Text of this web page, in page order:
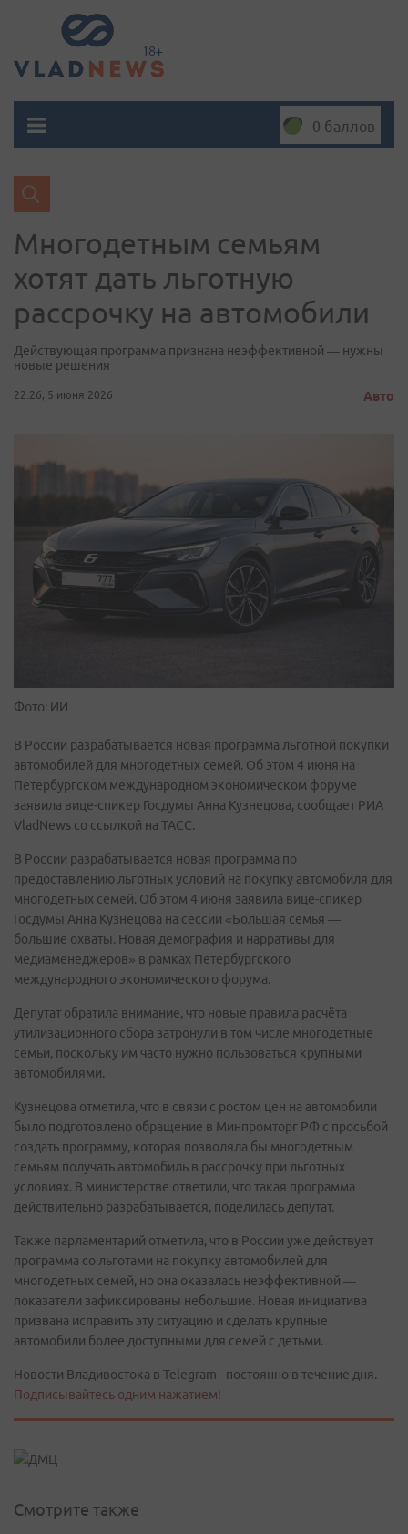
0 баллов
Многодетным семьям
хотят дать льготную
рассрочку на автомобили
Действующая программа признана неэффективной — нужны
новые решения
22:26, 5 июня 2026 Авто
Фото: ИИ
В России разрабатывается новая программа льготной покупки
автомобилей для многодетных семей. Об этом 4 июня на
Петербургском международном экономическом форуме
заявила вице-спикер Госдумы Анна Кузнецова, сообщает РИА
VladNews со ссылкой на ТАСС.
В России разрабатывается новая программа по
предоставлению льготных условий на покупку автомобиля для
многодетных семей. Об этом 4 июня заявила вице-спикер
Госдумы Анна Кузнецова на сессии «Большая семья —
большие охваты. Новая демография и нарративы для
медиаменеджеров» в рамках Петербургского
международного экономического форума.
Депутат обратила внимание, что новые правила расчёта
утилизационного сбора затронули в том числе многодетные
семьи, поскольку им часто нужно пользоваться крупными
автомобилями.
Кузнецова отметила, что в связи с ростом цен на автомобили
было подготовлено обращение в Минпромторг РФ с просьбой
создать программу, которая позволяла бы многодетным
семьям получать автомобиль в рассрочку при льготных
условиях. В министерстве ответили, что такая программа
действительно разрабатывается, поделилась депутат.
Также парламентарий отметила, что в России уже действует
программа со льготами на покупку автомобилей для
многодетных семей, но она оказалась неэффективной —
показатели зафиксированы небольшие. Новая инициатива
призвана исправить эту ситуацию и сделать крупные
автомобили более доступными для семей с детьми.
Новости Владивостока в Telegram - постоянно в течение дня.
Подписывайтесь одним нажатием!
Смотрите также